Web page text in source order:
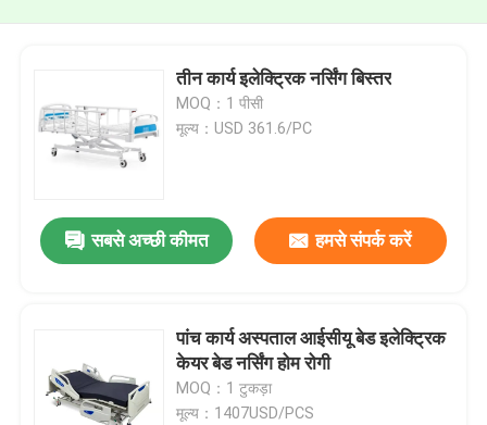
तीन कार्य इलेक्ट्रिक नर्सिंग बिस्तर
MOQ：1 पीसी
मूल्य：USD 361.6/PC
सबसे अच्छी कीमत हमसे संपर्क करें
पांच कार्य अस्पताल आईसीयू बेड इलेक्ट्रिक
केयर बेड नर्सिंग होम रोगी
MOQ：1 टुकड़ा
मूल्य：1407USD/PCS